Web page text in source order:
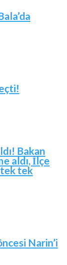
Bakan
aldı, İlçe
tek tek
Narin’i